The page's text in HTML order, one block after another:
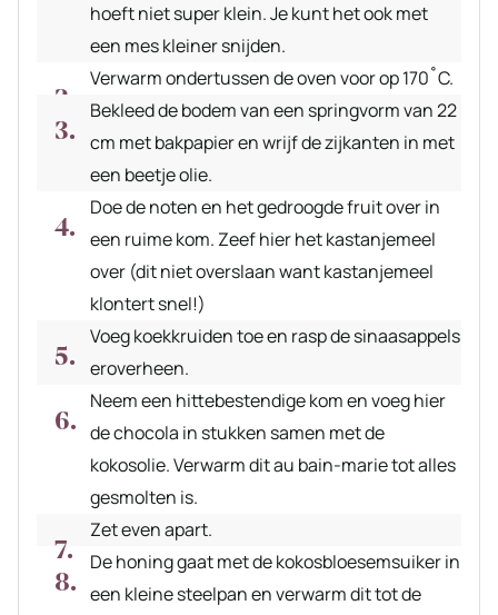
hoeft niet super klein. Je kunt het ook met
een mes kleiner snijden.
Verwarm ondertussen de oven voor op 170˚C.
Bekleed de bodem van een springvorm van 22
cm met bakpapier en wrijf de zijkanten in met
een beetje olie.
Doe de noten en het gedroogde fruit over in
een ruime kom. Zeef hier het kastanjemeel
over (dit niet overslaan want kastanjemeel
klontert snel!)
Voeg koekkruiden toe en rasp de sinaasappels
eroverheen.
Neem een hittebestendige kom en voeg hier
de chocola in stukken samen met de
kokosolie. Verwarm dit au bain-marie tot alles
gesmolten is.
Zet even apart.
De honing gaat met de kokosbloesemsuiker in
een kleine steelpan en verwarm dit tot de